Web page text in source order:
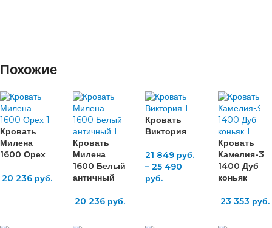
Похожие
Кровать
Милена
1600 Орех
20 236 руб.
Кровать
Милена
1600 Белый
античный
20 236руб.
Кровать
Виктория
21 849 руб.
– 25 490
руб.
Кровать
Камелия-3
1400 Дуб
коньяк
23 353 руб.